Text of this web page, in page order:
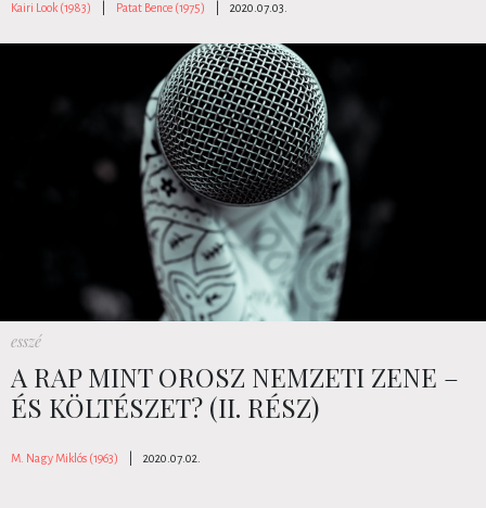
Kairi Look (1983) Patat Bence (1975) 2020.07.03.
esszé
A RAP MINT OROSZ NEMZETI ZENE –
ÉS KÖLTÉSZET? (II. RÉSZ)
M. Nagy Miklós (1963) 2020.07.02.